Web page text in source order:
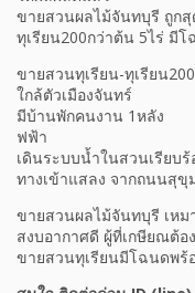
ขายสวนผลไม้จันทบุรี ถูก
ทุเรียน200กว่าต้น 5ไร่ มี
ขายสวนทุเรียน-ทุเรียน
ใกล้ตัวเมืองจันทร์
มีบ้านพักคนงาน 1หลัง
ฟฟ้า
เดินระบบน้ำในสวนเรียบร้
ทางเข้าแสลง จากถนนสุขุ
ขายสวนผลไม้จันทบุรี เหม
สงบอากาศดี ผู้ที่เกษียณต้
ขายสวนทุเรียนมีโฉนดพร้